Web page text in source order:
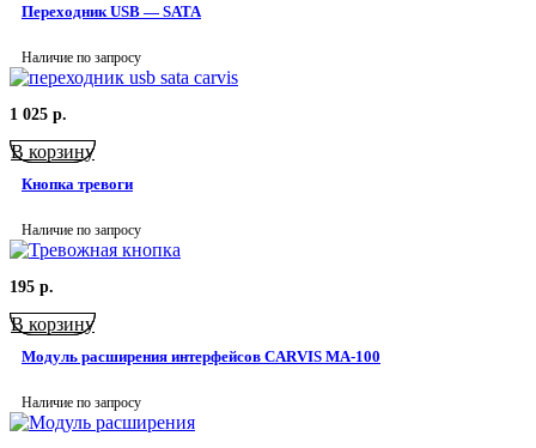
Переходник USB — SATA
Наличие по запросу
1 025 р.
В корзину
Кнопка тревоги
Наличие по запросу
195 р.
В корзину
Модуль расширения интерфейсов CARVIS MA-100
Наличие по запросу